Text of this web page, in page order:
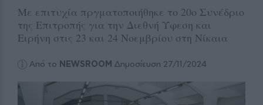
Με επιτυχία πργματοποιήθηκε το 20ο Συνέδριο
της Επιτροπής για την Διεθνή Υφεση και
Ειρήνη στις 23 και 24 Νοεμβρίου στη Νίκαια
Από το NEWSROOM Δημοσίευση 27/11/2024